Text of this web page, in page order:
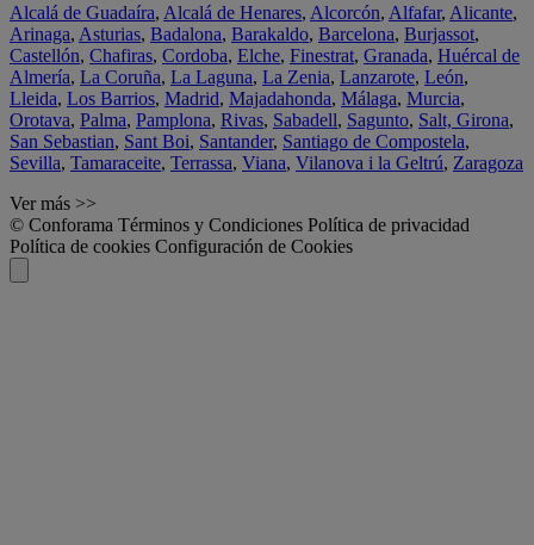
Alcalá de Guadaíra, Alcalá de Henares, Alcorcón, Alfafar, Alicante,
Arinaga, Asturias, Badalona, Barakaldo, Barcelona, Burjassot,
Castellón, Chafiras, Cordoba, Elche, Finestrat, Granada, Huércal de
Almería, La Coruña, La Laguna, La Zenia, Lanzarote, León,
Lleida, Los Barrios, Madrid, Majadahonda, Málaga, Murcia,
Orotava, Palma, Pamplona, Rivas, Sabadell, Sagunto, Salt, Girona,
San Sebastian, Sant Boi, Santander, Santiago de Compostela,
Sevilla, Tamaraceite, Terrassa, Viana, Vilanova i la Geltrú, Zaragoza
Ver más >>
© Conforama Términos y Condiciones Política de privacidad
Política de cookies Configuración de Cookies